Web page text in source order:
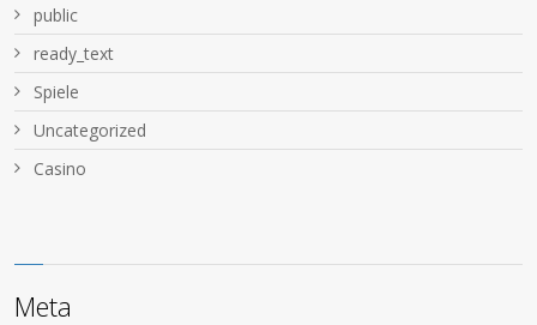
public
ready_text
Spiele
Uncategorized
Сasino
Meta